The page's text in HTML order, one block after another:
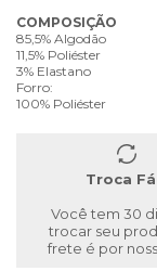
COMPOSIÇÃO
85,5% Algodão
11,5% Poliéster
3% Elastano
Forro:
100% Poliéster
Troca
Você tem 30
trocar seu
frete é por